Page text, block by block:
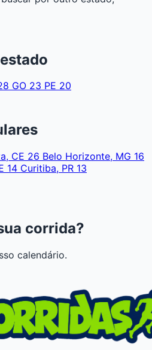
GO 23 PE 20
CE 26 Belo Horizonte, MG 16
14 Curitiba, PR 13
corrida?
calendário.